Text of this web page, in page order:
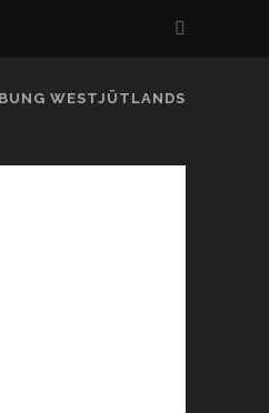
WESTJÜTLANDS